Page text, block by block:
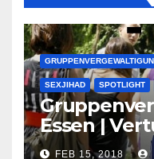
SEXJIHAD SPOTLIGHT
Essen |
FEB 15, 2018